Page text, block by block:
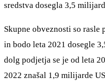
sredstva dosegla 3,5
Skupne obveznosti so
in bodo leta 2021 dosegle
dolg podjetja se je od leta
2022 znašal 1,9 milijarde